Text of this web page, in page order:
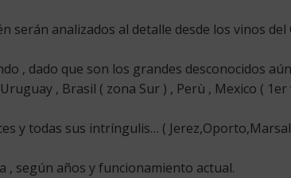
analizados al detalle desde los vinos del
, dado que son los grandes desconocidos
, Brasil ( zona Sur ) , Perù , Mexico (
y todas sus intríngulis… (
, según años y funcionamiento actual.